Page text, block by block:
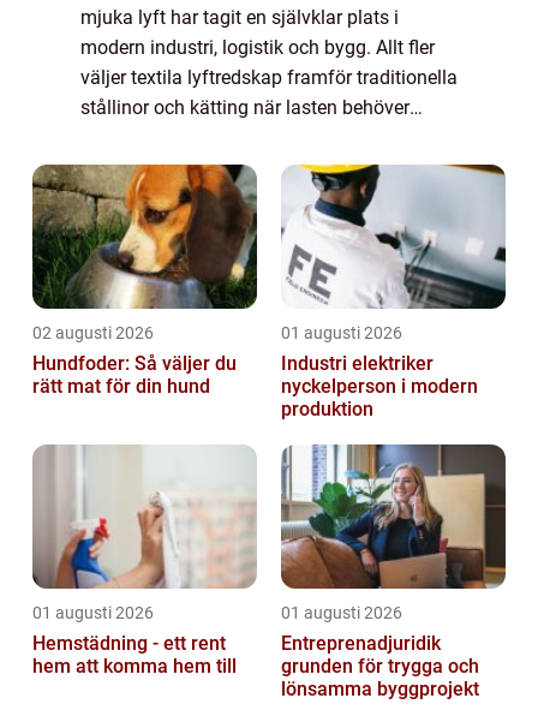
mjuka lyft har tagit en självklar plats i
modern industri, logistik och bygg. Allt fler
väljer textila lyftredskap framför traditionella
stållinor och kätting när lasten behöver
egenvikt, hög bärförmåga och en...
02 augusti 2026
Hundfoder: Så väljer du
rätt mat för din hund
01 augusti 2026
Industri elektriker
nyckelperson i modern
produktion
01 augusti 2026
Hemstädning - ett rent
hem att komma hem till
01 augusti 2026
Entreprenadjuridik
grunden för trygga och
lönsamma byggprojekt